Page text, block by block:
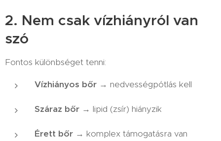
2. Nem csak vízhiányról van
szó
Fontos különbséget tenni:
Vízhiányos bőr → nedvességpótlás kell
Száraz bőr → lipid (zsír) hiányzik
Érett bőr → komplex támogatásra van